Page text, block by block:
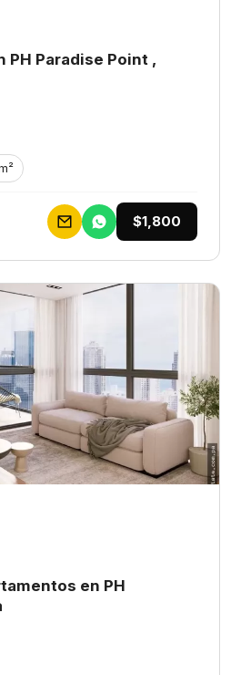
PH Paradise Point ,
$1,800
en PH